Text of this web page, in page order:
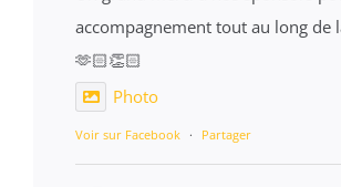
accompagnement tout au long de
🫶🏻👏🏻
Photo
Voir sur Facebook · Partager